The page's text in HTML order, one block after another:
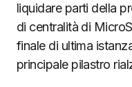
liquidare parti della
di centralità di
finale di ultima
principale pilastro